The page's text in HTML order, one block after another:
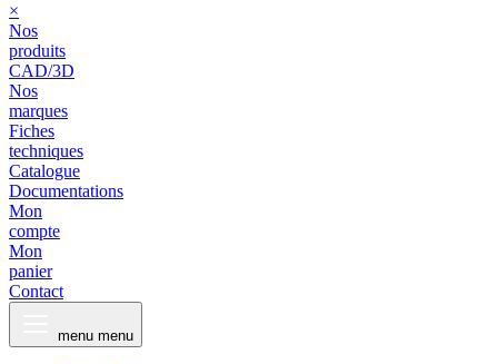
×
Nos
produits
CAD/3D
Nos
marques
Fiches
techniques
Catalogue
Documentations
Mon
compte
Mon
panier
Contact
menu menu